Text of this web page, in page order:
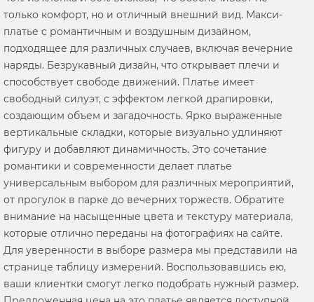
только комфорт, но и отличный внешний вид. Макси-
платье с романтичным и воздушным дизайном,
подходящее для различных случаев, включая вечерние
наряды. Безрукавный дизайн, что открывает плечи и
способствует свободе движений. Платье имеет
свободный силуэт, с эффектом легкой драпировки,
создающим объем и загадочность. Ярко выраженные
вертикальные складки, которые визуально удлиняют
фигуру и добавляют динамичность. Это сочетание
романтики и современности делает платье
универсальным выбором для различных мероприятий,
от прогулок в парке до вечерних торжеств. Обратите
внимание на насыщенные цвета и текстуру материала,
которые отлично переданы на фотографиях на сайте.
Для уверенности в выборе размера мы представили на
странице таблицу измерений. Воспользовавшись ею,
ваши клиентки смогут легко подобрать нужный размер.